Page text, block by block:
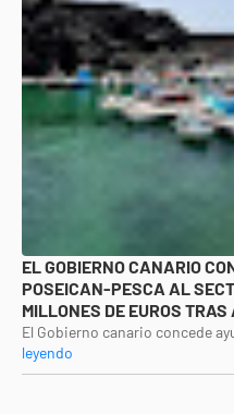
EL GOBIERNO CANARIO
POSEICAN-PESCA AL
MILLONES DE EUROS
El Gobierno canario concede
leyendo